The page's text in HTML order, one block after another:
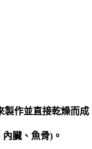
作並直接乾燥而成
臟、魚骨)。